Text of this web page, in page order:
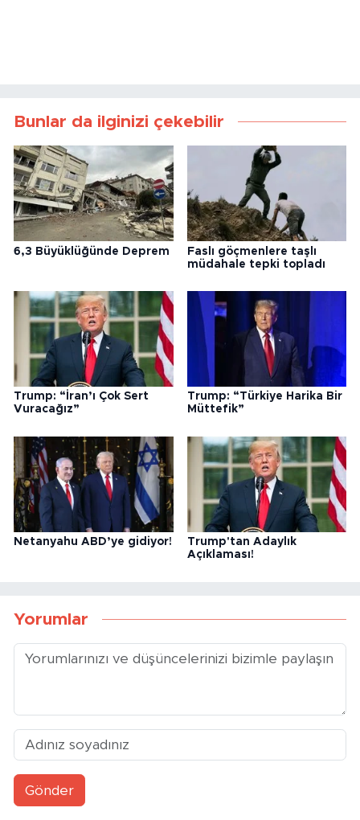
Bunlar da ilginizi çekebilir
6,3 Büyüklüğünde Deprem
Faslı göçmenlere taşlı
müdahale tepki topladı
Trump: “İran’ı Çok Sert
Vuracağız”
Trump: “Türkiye Harika Bir
Müttefik”
Netanyahu ABD’ye gidiyor!
Trump'tan Adaylık
Açıklaması!
Yorumlar
Gönder